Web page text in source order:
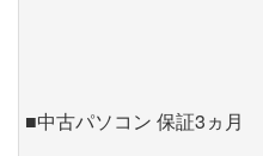
■中古パソコン 保証3ヵ月